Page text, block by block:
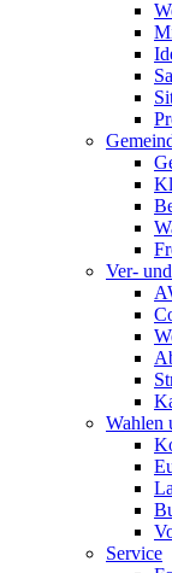
Ver-
Wahlen
Service